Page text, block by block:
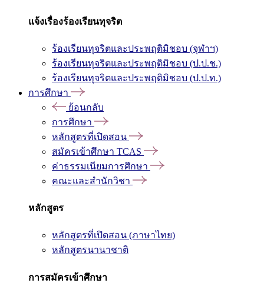
แจ้งเรื่องร้องเรียนทุจริต
ร้องเรียนทุจริตและประพฤติมิชอบ (จุฬาฯ)
ร้องเรียนทุจริตและประพฤติมิชอบ (ป.ป.ช.)
ร้องเรียนทุจริตและประพฤติมิชอบ (ป.ป.ท.)
การศึกษา
ย้อนกลับ
การศึกษา
หลักสูตรที่เปิดสอน
สมัครเข้าศึกษา TCAS
ค่าธรรมเนียมการศึกษา
คณะและสำนักวิชา
หลักสูตร
หลักสูตรที่เปิดสอน (ภาษาไทย)
หลักสูตรนานาชาติ
การสมัครเข้าศึกษา